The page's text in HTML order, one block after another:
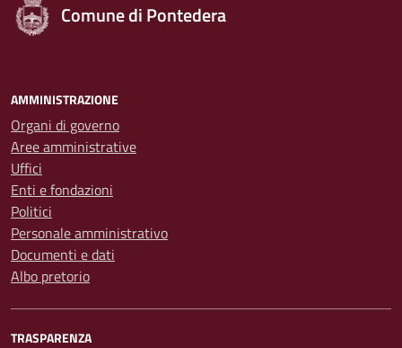
Comune di Pontedera
AMMINISTRAZIONE
Organi di governo
Aree amministrative
Uffici
Enti e fondazioni
Politici
Personale amministrativo
Documenti e dati
Albo pretorio
TRASPARENZA